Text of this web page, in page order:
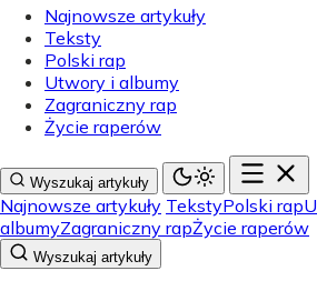
Najnowsze artykuły
Teksty
Polski rap
Utwory i albumy
Zagraniczny rap
Życie raperów
Wyszukaj artykuły
Najnowsze artykuły TekstyPolski rap
albumyZagraniczny rapŻycie raperów
Wyszukaj artykuły